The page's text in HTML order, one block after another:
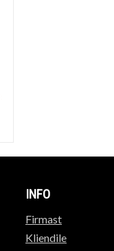
INFO
Firmast
Kliendile